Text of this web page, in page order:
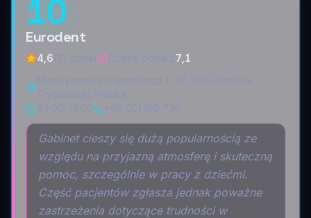
10
Eurodent
4,6
7,1
Gabinet cieszy się dużą popularnością ze
względu na przyjazną atmosferę i skuteczną
pomoc, szczególnie w pracy z dziećmi.
Część pacjentów zgłasza jednak poważne
zastrzeżenia dotyczące trudności w